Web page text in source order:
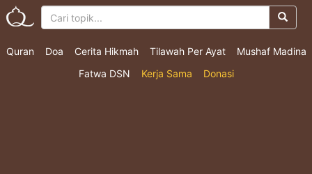
Quran Doa Cerita Hikmah Tilawah Per Ayat
Mushaf Madina
Fatwa DSN
Kerja Sama Donasi